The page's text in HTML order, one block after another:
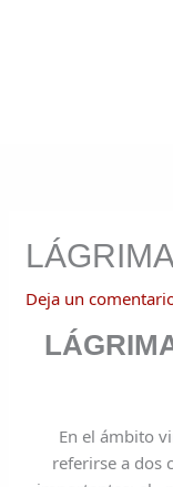
LÁGRIMA
Deja un
En el ámbito
referirse a dos